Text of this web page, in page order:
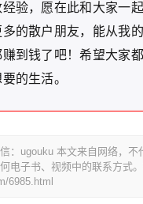
验，愿在此和大家一
的散户朋友，能从我
到钱了吧！希望大家
的生活。
：ugouku 本文来自网络，不
电子书、视频中的联系方式。
6985.html